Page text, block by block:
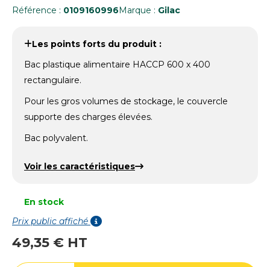
Référence : 0109160996Marque : Gilac
Les points forts du produit :
Bac plastique alimentaire HACCP 600 x 400
rectangulaire.
Pour les gros volumes de stockage, le couvercle
supporte des charges élevées.
Bac polyvalent.
Voir les caractéristiques
En stock
Prix public affiché
49,35 € HT